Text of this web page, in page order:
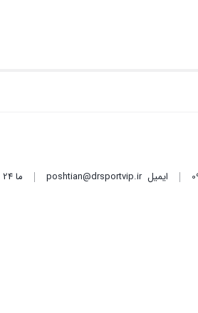
ایمیلposhtian@drsportvip.ir ما 24 ساعته 7 روز هفته پاسخگوی شما هستیم.